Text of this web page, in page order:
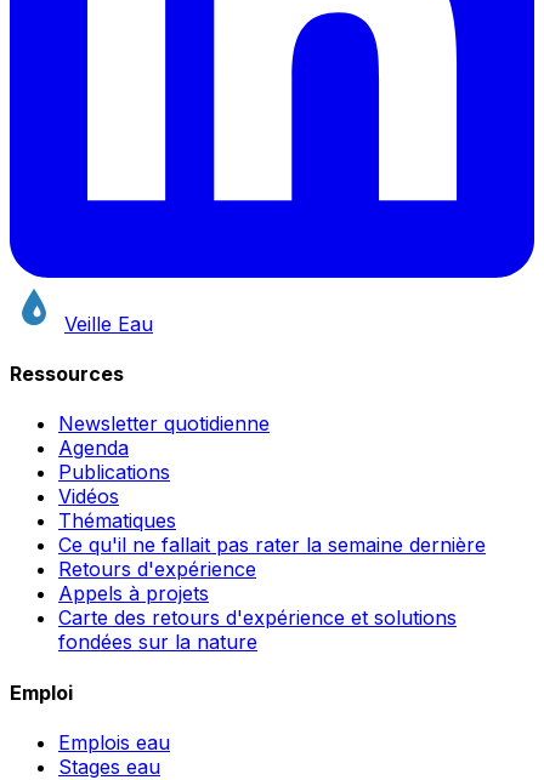
Veille Eau
Ressources
Newsletter quotidienne
Agenda
Publications
Vidéos
Thématiques
Ce qu'il ne fallait pas rater la semaine dernière
Retours d'expérience
Appels à projets
Carte des retours d'expérience et solutions
fondées sur la nature
Emploi
Emplois eau
Stages eau